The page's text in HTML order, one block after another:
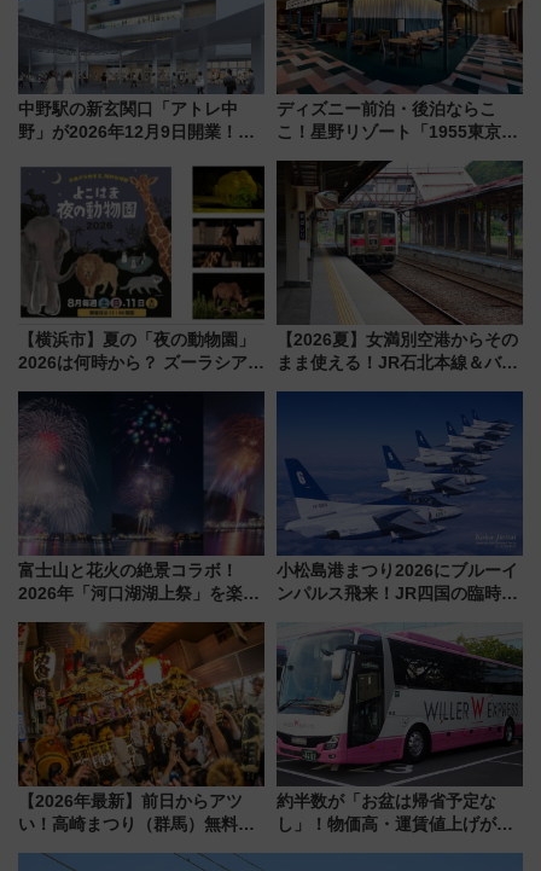
中野駅の新玄関口「アトレ中
野」が2026年12月9日開業！新
注目スポット
ディズニー前泊・後泊ならこ
こ！星野リゾート「1955東京ベ
つの理由 無料バス＆24時間サー
ビスで混雑回避
【横浜市】夏の「夜の動物園」
2026は何時から？ ズーラシア・
見どころ、限定イベントを徹底
解説！
【2026夏】女満別空港からその
まま使える！JR石北本線＆バス
富士山と花火の絶景コラボ！
2026年「河口湖湖上祭」を楽し
ススメ
小松島港まつり2026にブルーイ
ンパルス飛来！JR四国の臨時ダ
【2026年最新】前日からアツ
い！高崎まつり（群馬）無料観
約半数が「お盆は帰省予定な
し」！物価高・運賃値上げが財